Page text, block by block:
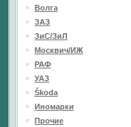
Волга
ЗАЗ
ЗиС/ЗиЛ
Москвич/ИЖ
РАФ
УАЗ
Škoda
Иномарки
Прочие